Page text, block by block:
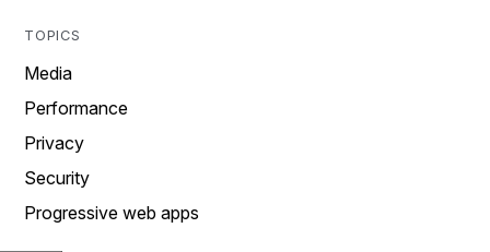
TOPICS
Media
Performance
Privacy
Security
Progressive web apps